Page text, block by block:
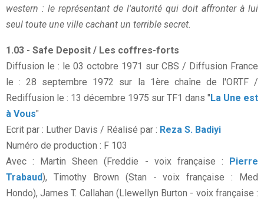
western : le représentant de l'autorité qui doit affronter à lui
seul toute une ville cachant un terrible secret.
1.03 - Safe Deposit / Les coffres-forts
Diffusion le : le 03 octobre 1971 sur CBS / Diffusion France
le : 28 septembre 1972 sur la 1ère chaîne de l'ORTF /
Rediffusion le : 13 décembre 1975 sur TF1 dans "La Une est
à Vous"
Ecrit par : Luther Davis / Réalisé par : Reza S. Badiyi
Numéro de production : F 103
Avec : Martin Sheen (Freddie - voix française : Pierre
Trabaud), Timothy Brown (Stan - voix française : Med
Hondo), James T. Callahan (Llewellyn Burton - voix française :